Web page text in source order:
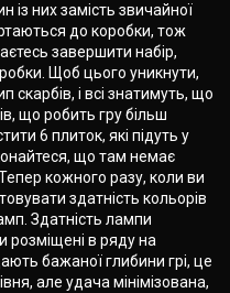
із них замість звичайної
до коробки, тож
завершити набір,
Щоб цього уникнути,
і всі знатимуть, що
що робить гру більш
6 плиток, які підуть у
що там немає
кожного разу, коли ви
здатність кольорів
Здатність лампи
розміщені в ряду на
бажаної глибини грі, це
але удача мінімізована,